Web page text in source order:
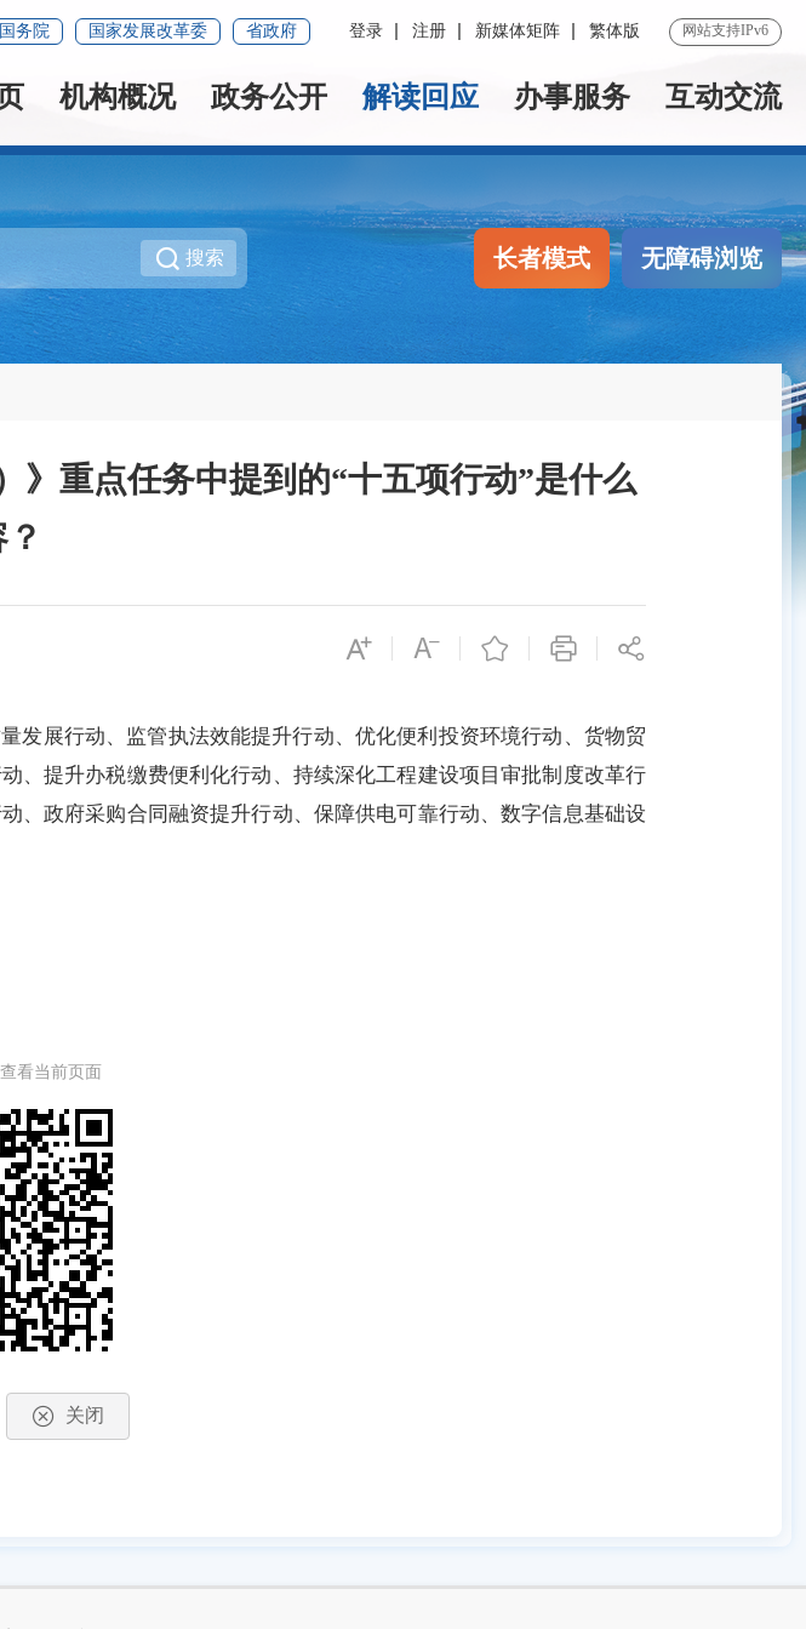
国务院 国家发展改革委 省政府 登录 注册 新媒体矩阵 繁体版 网站支持IPv6
机构概况 政务公开 解读回应 办事服务 互动交流
搜索 长者模式 无障碍浏览
》重点任务中提到的“十五项行动”是什么
展行动、监管执法效能提升行动、优化便利投资环境行动、货物贸
、提升办税缴费便利化行动、持续深化工程建设项目审批制度改革行
、政府采购合同融资提升行动、保障供电可靠行动、数字信息基础设
看当前页面
关闭